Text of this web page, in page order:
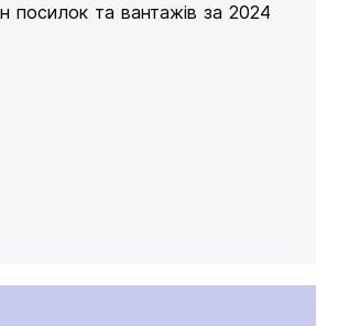
посилок та вантажів за 2024